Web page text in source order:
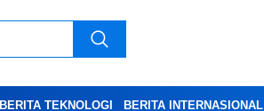
BERITA TEKNOLOGI BERITA INTERNASIONAL